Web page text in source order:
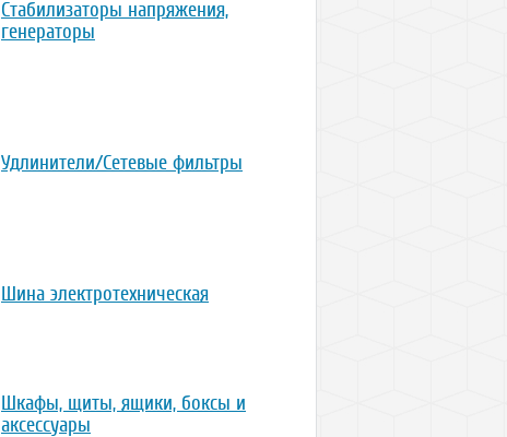
Стабилизаторы напряжения,
генераторы
Удлинители/Сетевые фильтры
Шина электротехническая
Шкафы, щиты, ящики, боксы и
аксессуары